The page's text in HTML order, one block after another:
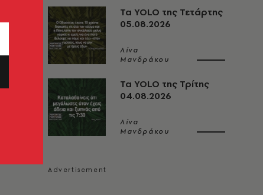
Τα YOLO της Τετάρτης
05.08.2026
Λίνα
Μανδράκου
Τα YOLO της Τρίτης
04.08.2026
Λίνα
Μανδράκου